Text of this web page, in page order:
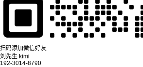
扫码添加微信好友
刘先生 kimi
192-3014-8790